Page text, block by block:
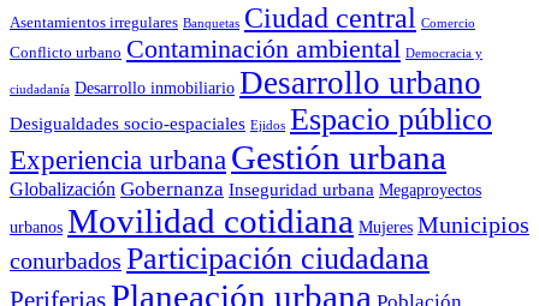
Asentamientos irregulares Banquetas Ciudad central Comercio
Conflicto urbano Contaminación ambiental Democracia y
ciudadanía Desarrollo inmobiliario Desarrollo urbano
Desigualdades socio-espaciales Ejidos Espacio público
Experiencia urbana Gestión urbana
Globalización Gobernanza Inseguridad urbana Megaproyectos
urbanos Movilidad cotidiana Mujeres Municipios
conurbados Participación ciudadana
Planeación urbana